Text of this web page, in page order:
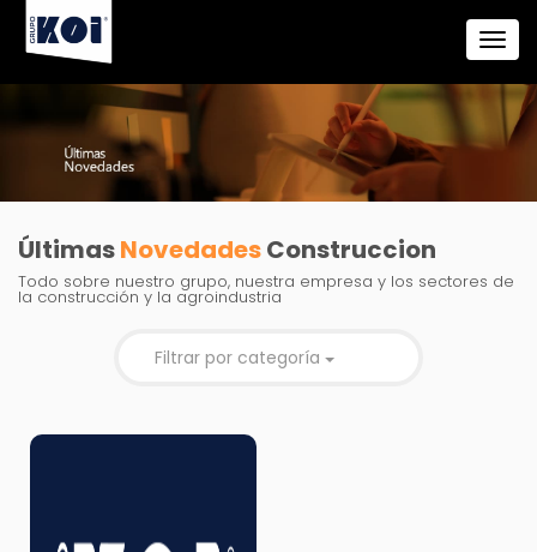
ÚltimasNovedadesConstruccion
Todo sobre nuestro grupo, nuestra empresa y los sectores de
la construcción y la agroindustria
Filtrar por categoría